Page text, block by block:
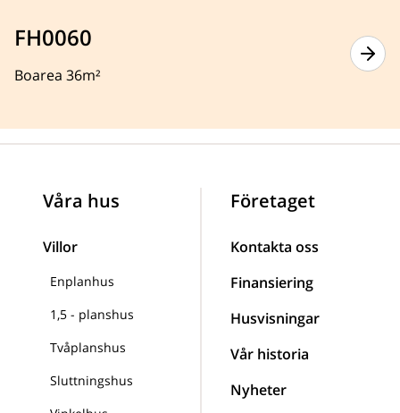
FH0060
Boarea 36m²
Våra hus
Villor
Enplanhus
1,5 - planshus
Tvåplanshus
Sluttningshus
Företaget
Kontakta oss
Finansiering
Husvisningar
Vår historia
Nyheter